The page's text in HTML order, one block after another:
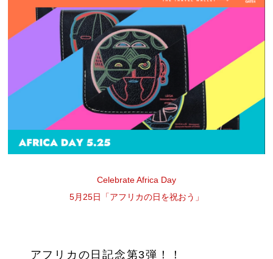
Celebrate Africa Day
5月25日「アフリカの日を祝おう」
アフリカの日記念第3弾！！